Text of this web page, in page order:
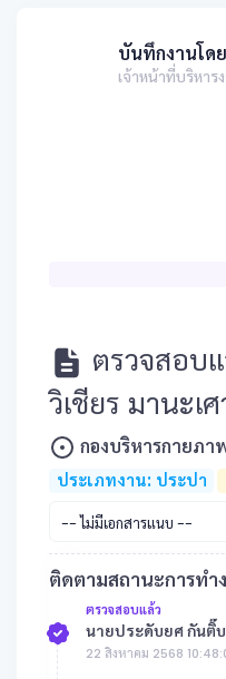
บันทึกงานโด
เจ้าหน้าที่บริหาร
ตรวจสอบ
วิเชียร มานะเ
กองบริหารกายภา
ประเภทงาน: ประปา
-- ไม่มีเอกสารแนบ --
ติดตามสถานะการทำ
ตรวจสอบแล้ว
นายประดับยศ กันติ๊บ
22 สิงหาคม 2568